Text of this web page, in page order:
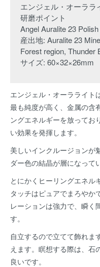
エンジェル・オーララ
研磨ポイント
Angel Auralite 23
産出地: Auralite 23
Forest region, Thunder
サイズ:
エンジェル・オーラライト
最も純度が高く、金属の含
ングエネルギーを放ってお
い効果を発揮します。
美しいインクルージョンが
ダー色の結晶が層になって
とにかくヒーリングエネル
タッチはピュアでまろやか
レーションは強力で、瞬く
す。
自立するので立てて飾れま
えます。瞑想する際は、石
良いです。